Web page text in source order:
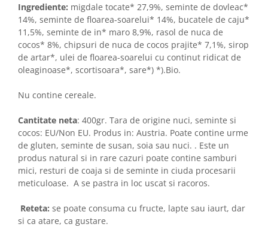
Ingrediente: migdale tocate* 27,9%, seminte de dovleac*
14%, seminte de floarea-soarelui* 14%, bucatele de caju*
11,5%, seminte de in* maro 8,9%, rasol de nuca de
cocos* 8%, chipsuri de nuca de cocos prajite* 7,1%, sirop
de artar*, ulei de floarea-soarelui cu continut ridicat de
oleaginoase*, scortisoara*, sare*) *).Bio.
Nu contine cereale.
Cantitate neta: 400gr. Tara de origine nuci, seminte si
cocos: EU/Non EU. Produs in: Austria. Poate contine urme
de gluten, seminte de susan, soia sau nuci. . Este un
produs natural si in rare cazuri poate contine samburi
mici, resturi de coaja si de seminte in ciuda procesarii
meticuloase. A se pastra in loc uscat si racoros.
Reteta: se poate consuma cu fructe, lapte sau iaurt, dar
si ca atare, ca gustare.